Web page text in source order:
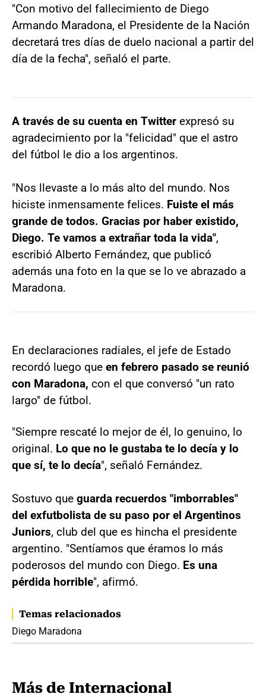
"Con motivo del fallecimiento de Diego
Armando Maradona, el Presidente de la Nación
decretará tres días de duelo nacional a partir del
día de la fecha", señaló el parte.
A través de su cuenta en Twitter expresó su
agradecimiento por la "felicidad" que el astro
del fútbol le dio a los argentinos.
"Nos llevaste a lo más alto del mundo. Nos
hiciste inmensamente felices. Fuiste el más
grande de todos. Gracias por haber existido,
Diego. Te vamos a extrañar toda la vida",
escribió Alberto Fernández, que publicó
además una foto en la que se lo ve abrazado a
Maradona.
En declaraciones radiales, el jefe de Estado
recordó luego que en febrero pasado se reunió
con Maradona, con el que conversó "un rato
largo" de fútbol.
"Siempre rescaté lo mejor de él, lo genuino, lo
original. Lo que no le gustaba te lo decía y lo
que sí, te lo decía", señaló Fernández.
Sostuvo que guarda recuerdos "imborrables"
del exfutbolista de su paso por el Argentinos
Juniors, club del que es hincha el presidente
argentino. "Sentíamos que éramos lo más
poderosos del mundo con Diego. Es una
pérdida horrible", afirmó.
Temas relacionados
Diego Maradona
Más de Internacional